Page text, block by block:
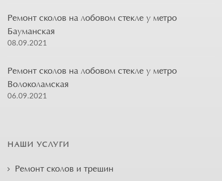
Ремонт сколов на лобовом стекле у метро
Бауманская
08.09.2021
Ремонт сколов на лобовом стекле у метро
Волоколамская
06.09.2021
НАШИ УСЛУГИ
Ремонт сколов и трещин